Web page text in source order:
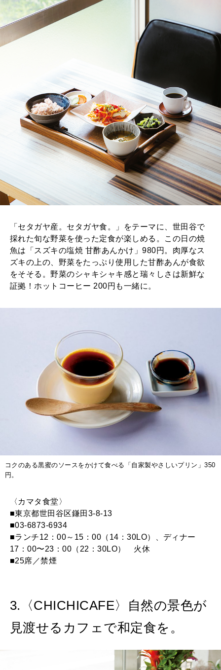
「セタガヤ産。セタガヤ食。」をテーマに、世田谷で
採れた旬な野菜を使った定食が楽しめる。この日の焼
魚は「スズキの塩焼 甘酢あんかけ」980円。肉厚なス
ズキの上の、野菜をたっぷり使用した甘酢あんが食欲
をそそる。野菜のシャキシャキ感と瑞々しさは新鮮な
証拠！ホットコーヒー 200円も一緒に。
コクのある黒蜜のソースをかけて食べる「自家製やさしいプリン」350
円。
〈カマタ食堂〉
■東京都世田谷区鎌田3-8-13
■03-6873-6934
■ランチ12：00～15：00（14：30LO）、ディナー
17：00〜23：00（22：30LO） 火休
■25席／禁煙
3.〈CHICHICAFE〉自然の景色が
見渡せるカフェで和定食を。